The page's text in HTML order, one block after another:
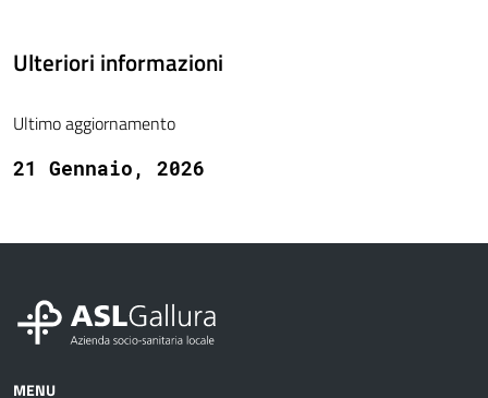
Ulteriori informazioni
Ultimo aggiornamento
21 Gennaio, 2026
MENU